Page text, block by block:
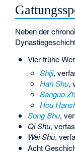
Neben der
Vier frühe
Shiji,
Han Shu,
Sanguo
Hou
Song Shu,
Qi Shu,
Wei Shu,
Acht